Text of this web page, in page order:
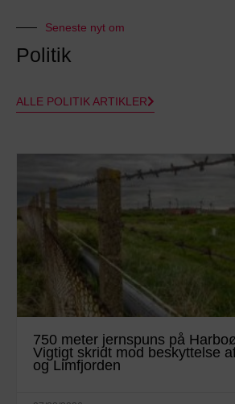
Seneste nyt om
Politik
ALLE POLITIK ARTIKLER
750 meter jernspuns på
Vigtigt skridt mod beskyttelse
og Limfjorden